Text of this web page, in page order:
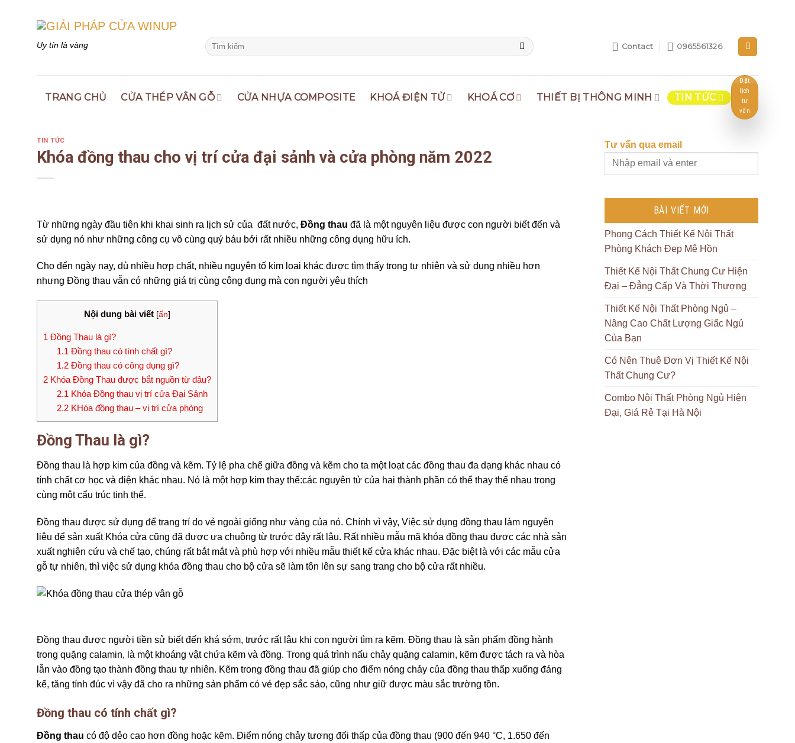
Uy tín là vàng
Search
for:
Contact 0965561326
TRANG CHỦ CỬA THÉP VÂN GỖ CỬA NHỰA COMPOSITE KHOÁ ĐIỆN TỬ KHOÁ CƠ THIẾT BỊ THÔNG MINH TIN TỨC
Đặt
lịch
tư
vấn
TIN TỨC
Khóa đồng thau cho vị trí cửa đại sảnh và cửa phòng năm 2022
Từ những ngày đầu tiên khi khai sinh ra lịch sử của đất nước, Đồng thau đã là một nguyên liệu được con người biết đến và
sử dụng nó như những công cụ vô cùng quý báu bởi rất nhiều những công dụng hữu ích.
Cho đến ngày nay, dù nhiều hợp chất, nhiều nguyên tố kim loại khác được tìm thấy trong tự nhiên và sử dụng nhiều hơn
nhưng Đồng thau vẫn có những giá trị cùng công dụng mà con người yêu thích
Nội dung bài viết [ẩn]
1 Đồng Thau là gì?
1.1 Đồng thau có tính chất gì?
1.2Đồng thau có công dụng gì?
2 Khóa Đồng Thau được bắt nguồn từ đâu?
2.1 Khóa Đồng thau vị trí cửa Đại Sảnh
2.2KHóa đồng thau – vị trí cửa phòng
Đồng Thau là gì?
Đồng thau là hợp kim của đồng và kẽm. Tỷ lệ pha chế giữa đồng và kẽm cho ta một loạt các đồng thau đa dạng khác nhau có
tính chất cơ học và điện khác nhau. Nó là một hợp kim thay thế:các nguyên tử của hai thành phần có thể thay thế nhau trong
cùng một cấu trúc tinh thể.
Đồng thau được sử dụng để trang trí do vẻ ngoài giống như vàng của nó. Chính vì vậy, Việc sử dụng đồng thau làm nguyên
liệu để sản xuất Khóa cửa cũng đã được ưa chuộng từ trước đây rất lâu. Rất nhiều mẫu mã khóa đồng thau được các nhà sản
xuất nghiên cứu và chế tạo, chúng rất bắt mắt và phù hợp với nhiều mẫu thiết kế cửa khác nhau. Đặc biệt là với các mẫu cửa
gỗ tự nhiên, thì việc sử dụng khóa đồng thau cho bộ cửa sẽ làm tôn lên sự sang trang cho bộ cửa rất nhiều.
Đồng thau được người tiền sử biết đến khá sớm, trước rất lâu khi con người tìm ra kẽm. Đồng thau là sản phẩm đồng hành
trong quặng calamin, là một khoáng vật chứa kẽm và đồng. Trong quá trình nấu chảy quặng calamin, kẽm được tách ra và hòa
lẫn vào đồng tạo thành đồng thau tự nhiên. Kẽm trong đồng thau đã giúp cho điểm nóng chảy của đồng thau thấp xuống đáng
kể, tăng tính đúc vì vậy đã cho ra những sản phẩm có vẻ đẹp sắc sảo, cũng như giữ được màu sắc trường tồn.
Đồng thau có tính chất gì?
Đồng thau có độ dẻo cao hơn đồng hoặc kẽm. Điểm nóng chảy tương đối thấp của đồng thau (900 đến 940 °C, 1.650 đến
Tư vấn qua email
BÀI VIẾT MỚI
Phong Cách Thiết Kế Nội Thất
Phòng Khách Đẹp Mê Hồn
Thiết Kế Nội Thất Chung Cư Hiện
Đại – Đẳng Cấp Và Thời Thượng
Thiết Kế Nội Thất Phòng Ngủ –
Nâng Cao Chất Lượng Giấc Ngủ
Của Bạn
Có Nên Thuê Đơn Vị Thiết Kế Nội
Thất Chung Cư?
Combo Nội Thất Phòng Ngủ Hiện
Đại, Giá Rẻ Tại Hà Nội